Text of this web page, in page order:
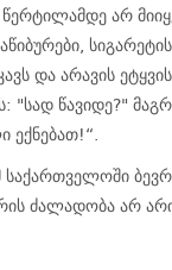
არ
და არავის
"სად წავიდე?"
ექნებათ!“.
ძალადობა არ